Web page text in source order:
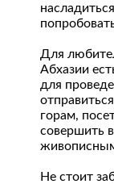
Для
Абхазии
для
горам,
совершить
Не стоит